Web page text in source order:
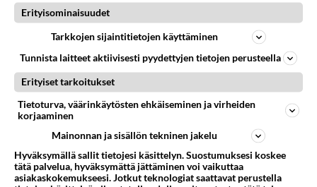
Mitä sanoisi?
Kaikkiin sukupuoliin pätee se tosiseikka, että
ventovieraan ihmisen kanssa on kertakaikkiaan hyvin
vaikea keksiä jutun juurta – varsinkin, kun ei olla edes
Erityisominaisuudet
Tarkkojen sijaintitietojen käyttäminen
Tunnista laitteet aktiivisesti pyydettyjen tietojen perusteella
Erityiset tarkoitukset
Tietoturva, väärinkäytösten ehkäiseminen ja virheiden
korjaaminen
Mainonnan ja sisällön tekninen jakelu
Hyväksymällä sallit tietojesi käsittelyn. Suostumuksesi koskee
tätä palvelua, hyväksymättä jättäminen voi vaikuttaa
asiakaskokemukseesi. Jotkut teknologiat saattavat perustella